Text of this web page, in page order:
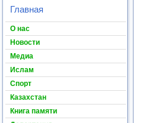
Главная
О нас
Новости
Медиа
Ислам
Спорт
Казахстан
Книга памяти